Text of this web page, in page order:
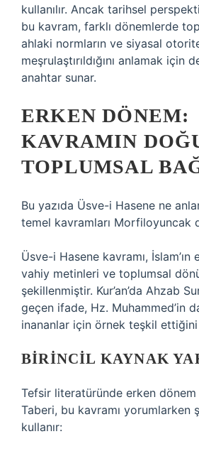
kullanılır. Ancak tarihsel
bu kavram, farklı dönemlerde
ahlaki normların ve siyasal
meşrulaştırıldığını anlamak için
anahtar sunar.
ERKEN DÖNEM:
KAVRAMIN
TOPLUMSAL
Bu yazıda Üsve-i Hasene ne
temel kavramları Morfiloyuncak
Üsve-i Hasene kavramı,
vahiy metinleri ve toplumsal
şekillenmiştir. Kur’an’da Ahzab
geçen ifade, Hz. Muhammed’in
inananlar için örnek teşkil
BIRINCIL KAYNAK
Tefsir literatüründe erken
Taberi, bu kavramı yorumlarken
kullanır: